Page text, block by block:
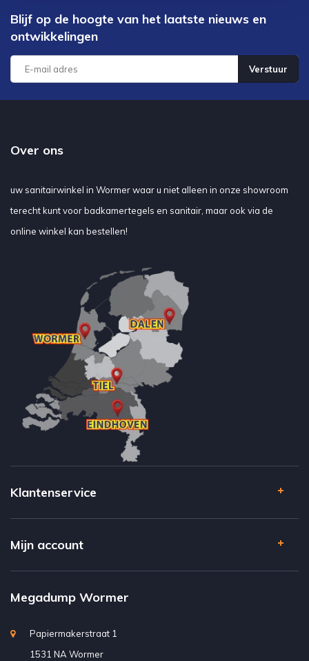
Blijf op de hoogte van het laatste nieuws en
ontwikkelingen
Verstuur
Over ons
uw sanitairwinkel in Wormer waar u niet alleen in onze showroom
terecht kunt voor badkamertegels en sanitair, maar ook via de
online winkel kan bestellen!
Klantenservice
Mijn account
Megadump Wormer
Papiermakerstraat 1
1531 NA Wormer